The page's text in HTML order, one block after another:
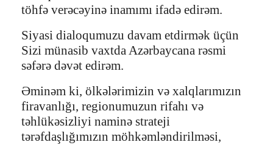
töhfə verəcəyinə inamımı ifadə edirəm.
Siyasi dialoqumuzu davam etdirmək üçün
Sizi münasib vaxtda Azərbaycana rəsmi
səfərə dəvət edirəm.
Əminəm ki, ölkələrimizin və xalqlarımızın
firavanlığı, regionumuzun rifahı və
təhlükəsizliyi naminə strateji
tərəfdaşlığımızın möhkəmləndirilməsi,